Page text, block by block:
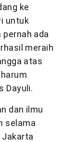
ke
untuk
ada
meraih
atas
Dayuli.
dan ilmu
selama
Jakarta